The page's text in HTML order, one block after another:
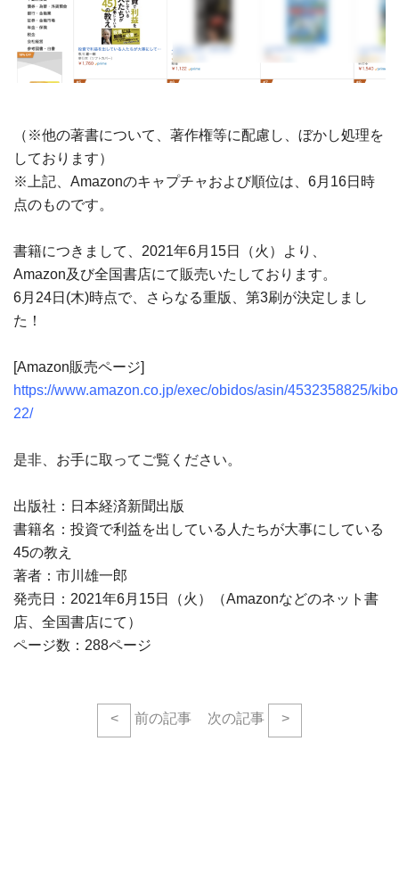
（※他の著書について、著作権等に配慮し、ぼかし処理を
しております）
※上記、Amazonのキャプチャおよび順位は、6月16日時
点のものです。
書籍につきまして、2021年6月15日（火）より、
Amazon及び全国書店にて販売いたしております。
6月24日(木)時点で、さらなる重版、第3刷が決定しまし
た！
[Amazon販売ページ]
https://www.amazon.co.jp/exec/obidos/asin/4532358825/
22/
是非、お手に取ってご覧ください。
出版社：日本経済新聞出版
書籍名：投資で利益を出している人たちが大事にしている
45の教え
著者：市川雄一郎
発売日：2021年6月15日（火）（Amazonなどのネット書
店、全国書店にて）
ページ数：288ページ
< 前の記事 次の記事 >